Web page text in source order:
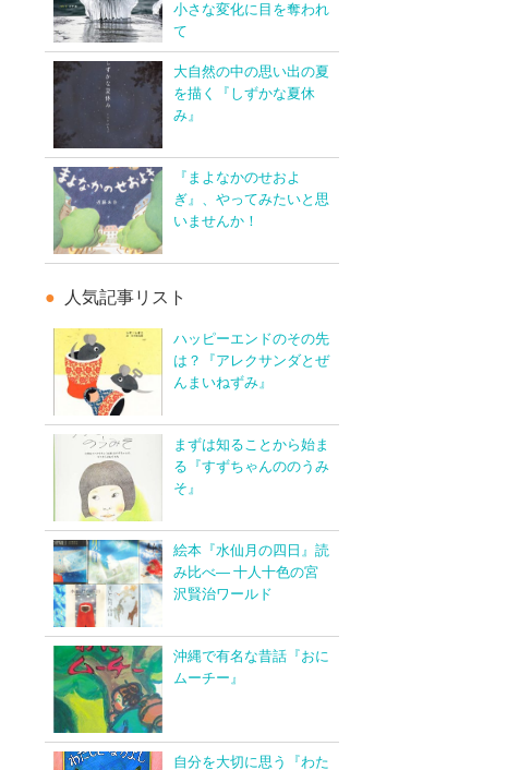
小さな変化に目を奪われ
て
大自然の中の思い出の夏
を描く『しずかな夏休
み』
『まよなかのせおよ
ぎ』、やってみたいと思
いませんか！
人気記事リスト
ハッピーエンドのその先
は？『アレクサンダとぜ
んまいねずみ』
まずは知ることから始ま
る『すずちゃんののうみ
そ』
絵本『水仙月の四日』読
み比べ― 十人十色の宮
沢賢治ワールド
沖縄で有名な昔話『おに
ムーチー』
自分を大切に思う『わた